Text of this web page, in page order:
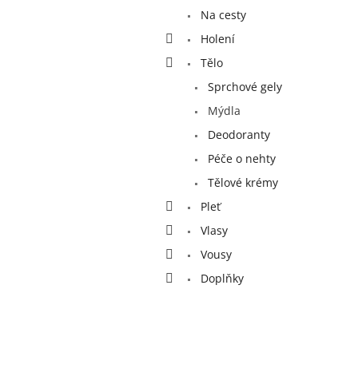
Na cesty
Holení
Tělo
Sprchové gely
Mýdla
Deodoranty
Péče o nehty
Tělové krémy
Pleť
Vlasy
Vousy
Doplňky